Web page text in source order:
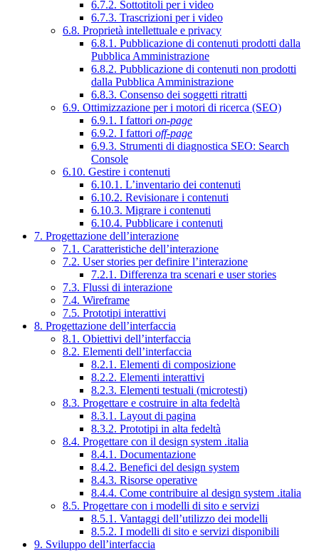
6.7.2. Sottotitoli per i video
6.7.3. Trascrizioni per i video
6.8. Proprietà intellettuale e privacy
6.8.1. Pubblicazione di contenuti prodotti dalla
Pubblica Amministrazione
6.8.2. Pubblicazione di contenuti non prodotti
dalla Pubblica Amministrazione
6.8.3. Consenso dei soggetti ritratti
6.9. Ottimizzazione per i motori di ricerca (SEO)
6.9.1. I fattori on-page
6.9.2. I fattori off-page
6.9.3. Strumenti di diagnostica SEO: Search
Console
6.10. Gestire i contenuti
6.10.1. L’inventario dei contenuti
6.10.2. Revisionare i contenuti
6.10.3. Migrare i contenuti
6.10.4. Pubblicare i contenuti
7. Progettazione dell’interazione
7.1. Caratteristiche dell’interazione
7.2. User stories per definire l’interazione
7.2.1. Differenza tra scenari e user stories
7.3. Flussi di interazione
7.4. Wireframe
7.5. Prototipi interattivi
8. Progettazione dell’interfaccia
8.1. Obiettivi dell’interfaccia
8.2. Elementi dell’interfaccia
8.2.1. Elementi di composizione
8.2.2. Elementi interattivi
8.2.3. Elementi testuali (microtesti)
8.3. Progettare e costruire in alta fedeltà
8.3.1. Layout di pagina
8.3.2. Prototipi in alta fedeltà
8.4. Progettare con il design system .italia
8.4.1. Documentazione
8.4.2. Benefici del design system
8.4.3. Risorse operative
8.4.4. Come contribuire al design system .italia
8.5. Progettare con i modelli di sito e servizi
8.5.1. Vantaggi dell’utilizzo dei modelli
8.5.2. I modelli di sito e servizi disponibili
9. Sviluppo dell’interfaccia